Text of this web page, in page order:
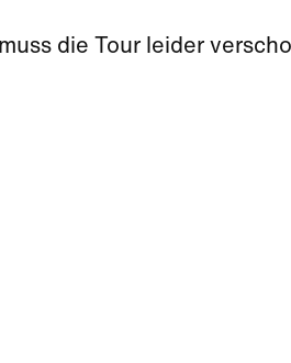
die Tour leider